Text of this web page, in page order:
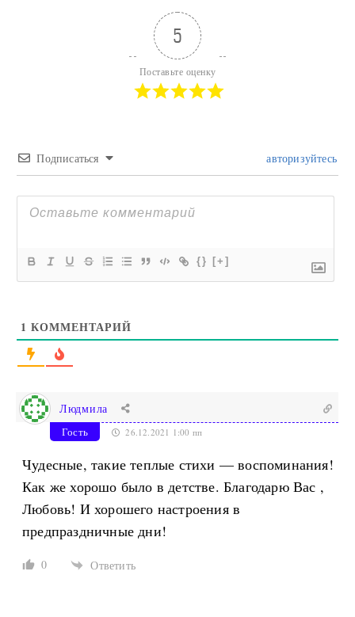
5
Поставьте оценку
Подписаться авторизуйтесь
{} [+]
1 КОММЕНТАРИЙ
Людмила
Гость 26.12.2021 1:00 пп
Чудесные, такие теплые стихи — воспоминания!
Как же хорошо было в детстве. Благодарю Вас ,
Любовь! И хорошего настроения в
предпраздничные дни!
0 Ответить